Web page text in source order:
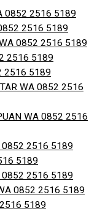
0852 2516 5189
2516 5189
WA 0852 2516 5189
2516 5189
2516 5189
WA 0852 2516
WA 0852 2516
0852 2516 5189
5189
0852 2516 5189
0852 2516 5189
2516 5189